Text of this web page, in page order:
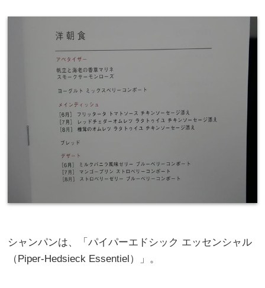
シャンパンは、「パイパーエドシック エッセンシャル
（Piper-Hedsieck Essentiel）」。